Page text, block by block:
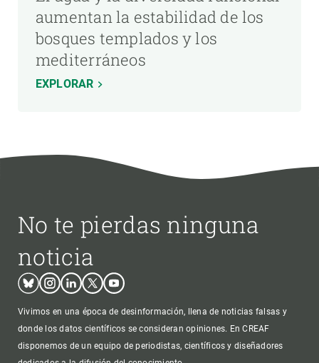
aumentan la estabilidad de los
bosques templados y los
mediterráneos
EXPLORAR
No te pierdas ninguna
noticia
BlueskyInstagram
LinkedinTwitterYoutube
Vivimos en una época de desinformación, llena de noticias falsas y
donde los datos científicos se consideran opiniones. En CREAF
disponemos de un equipo de periodistas, científicos y diseñadores